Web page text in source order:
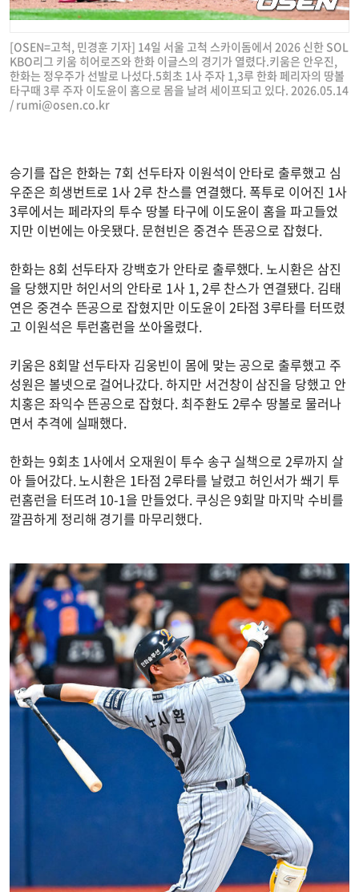
[OSEN=고척, 민경훈 기자] 14일 서울 고척 스카이돔에서 2026 신한 SOL
KBO리그 키움 히어로즈와 한화 이글스의 경기가 열렸다.키움은 안우진,
한화는 정우주가 선발로 나섰다.5회초 1사 주자 1,3루 한화 페리자의 땅볼
타구때 3루 주자 이도윤이 홈으로 몸을 날려 세이프되고 있다. 2026.05.14
/ rumi@osen.co.kr
승기를 잡은 한화는 7회 선두타자 이원석이 안타로 출루했고 심
우준은 희생번트로 1사 2루 찬스를 연결했다. 폭투로 이어진 1사
3루에서는 페라자의 투수 땅볼 타구에 이도윤이 홈을 파고들었
지만 이번에는 아웃됐다. 문현빈은 중견수 뜬공으로 잡혔다.
한화는 8회 선두타자 강백호가 안타로 출루했다. 노시환은 삼진
을 당했지만 허인서의 안타로 1사 1, 2루 찬스가 연결됐다. 김태
연은 중견수 뜬공으로 잡혔지만 이도윤이 2타점 3루타를 터뜨렸
고 이원석은 투런홈런을 쏘아올렸다.
키움은 8회말 선두타자 김웅빈이 몸에 맞는 공으로 출루했고 주
성원은 볼넷으로 걸어나갔다. 하지만 서건창이 삼진을 당했고 안
치홍은 좌익수 뜬공으로 잡혔다. 최주환도 2루수 땅볼로 물러나
면서 추격에 실패했다.
한화는 9회초 1사에서 오재원이 투수 송구 실책으로 2루까지 살
아 들어갔다. 노시환은 1타점 2루타를 날렸고 허인서가 쐐기 투
런홈런을 터뜨려 10-1을 만들었다. 쿠싱은 9회말 마지막 수비를
깔끔하게 정리해 경기를 마무리했다.